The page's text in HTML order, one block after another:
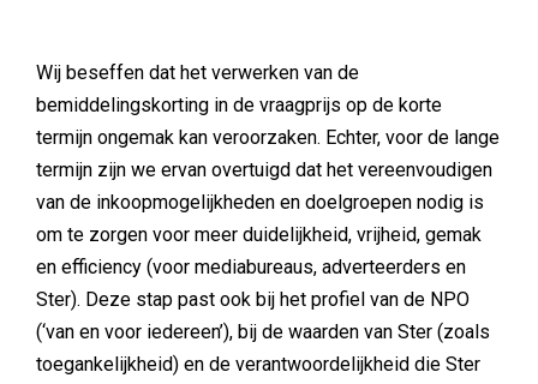
Wij beseffen dat het verwerken van de
bemiddelingskorting in de vraagprijs op de korte
termijn ongemak kan veroorzaken. Echter, voor de lange
termijn zijn we ervan overtuigd dat het vereenvoudigen
van de inkoopmogelijkheden en doelgroepen nodig is
om te zorgen voor meer duidelijkheid, vrijheid, gemak
en efficiency (voor mediabureaus, adverteerders en
Ster). Deze stap past ook bij het profiel van de NPO
(‘van en voor iedereen’), bij de waarden van Ster (zoals
toegankelijkheid) en de verantwoordelijkheid die Ster